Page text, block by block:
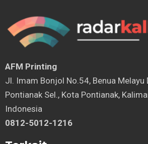
AFM Printing
⁠Jl. Imam Bonjol No.54, Benua Melayu
Pontianak Sel., Kota Pontianak,
Indonesia
0812-5012-1216